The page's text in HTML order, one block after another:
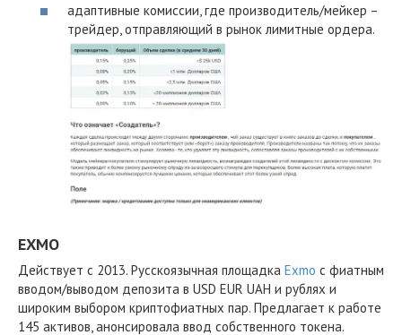
адаптивные комиссии, где производитель/мейкер –
трейдер, отправляющий в рынок лимитные ордера.
EXMO
Действует с 2013. Русскоязычная площадка Exmo с фиатным
вводом/выводом депозита в USD EUR UAH и рублях и
широким выбором криптофиатных пар. Предлагает к работе
145 активов, анонсировала ввод собственного токена.